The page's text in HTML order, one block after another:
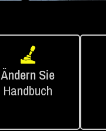
Ändern Sie
Handbuch